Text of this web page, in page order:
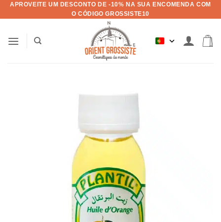
Pular
para
conteúdo
APROVEITE UM DESCONTO DE -10% NA SUA ENCOMENDA COM
O CÓDIGO GROSSISTE10